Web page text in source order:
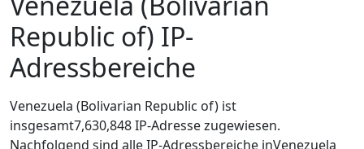
Republic of) IP-
Adressbereiche
Venezuela (Bolivarian Republic of) ist
insgesamt7,630,848 IP-Adresse zugewiesen.
Nachfolgend sind alle IP-Adressbereiche inVenezuela